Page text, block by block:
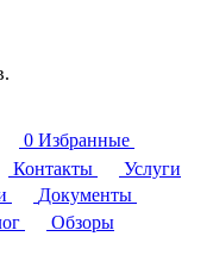
0 Избранные
Контакты
Услуги
Документы
Обзоры